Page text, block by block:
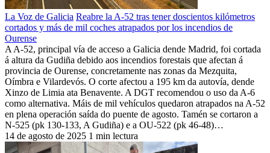
La Voz de Galicia Reabre la A-52 tras tener doscientos kilómetros
cortados y más de mil coches atrapados por los incendios de
Ourense
A A-52, principal vía de acceso a Galicia dende Madrid, foi cortada
á altura da Gudiña debido aos incendios forestais que afectan á
provincia de Ourense, concretamente nas zonas da Mezquita,
Oímbra e Vilardevós. O corte afectou a 195 km da autovía, dende
Xinzo de Limia ata Benavente. A DGT recomendou o uso da A-6
como alternativa. Máis de mil vehículos quedaron atrapados na A-52
en plena operación saída do puente de agosto. Tamén se cortaron a
N-525 (pk 130-133, A Gudiña) e a OU-522 (pk 46-48)…
14 de agosto de 2025 1 min lectura